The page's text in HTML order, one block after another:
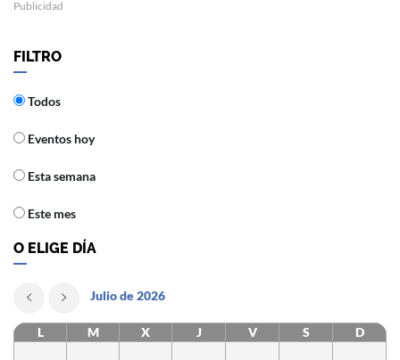
Publicidad
FILTRO
Todos
Eventos hoy
Esta semana
Este mes
O ELIGE DÍA
Julio de 2026
L M X J V S D